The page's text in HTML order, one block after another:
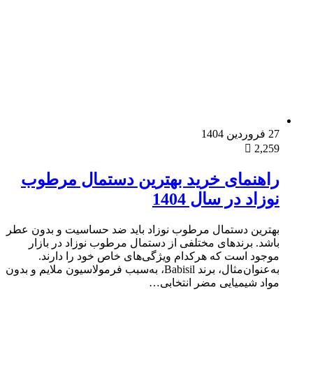
27 فروردین 1404
2,259
راهنمای خرید بهترین دستمال مرطوب
نوزاد در سال 1404
بهترین دستمال‌ مرطوب نوزاد باید ضد حساسیت و بدون عطر
باشد. برندهای مختلفی از دستمال مرطوب نوزاد در بازار
موجود است که هرکدام ویژگی‌های خاص خود را دارند.
به‌عنوان‌مثال، برند Babisil، به‌سبب فرمولاسیون ملایم و بدون
مواد شیمیایی مضر انتخابی…